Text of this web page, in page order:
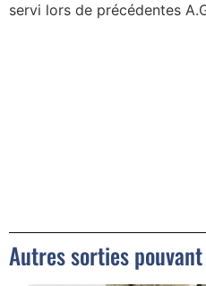
servi lors de précédentes
Autres sorties